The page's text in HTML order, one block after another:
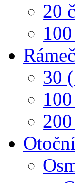
20
30